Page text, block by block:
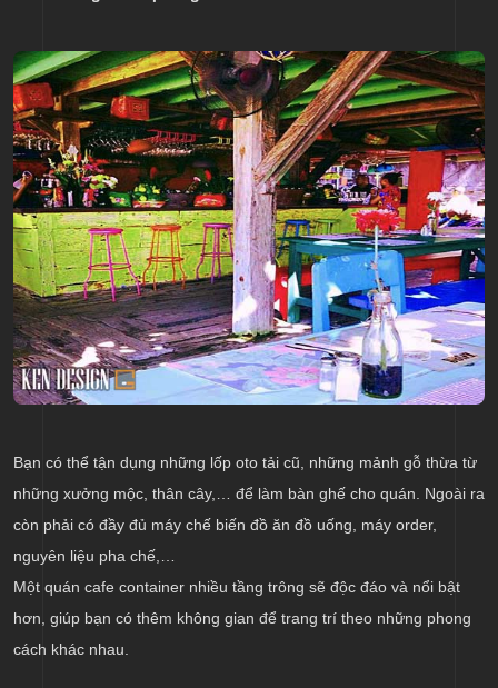
Bạn có thể tận dụng những lốp oto tải cũ, những mảnh gỗ thừa từ
những xưởng mộc, thân cây,… để làm bàn ghế cho quán. Ngoài ra
còn phải có đầy đủ máy chế biến đồ ăn đồ uống, máy order,
nguyên liệu pha chế,…
Một quán cafe container nhiều tầng trông sẽ độc đáo và nổi bật
hơn, giúp bạn có thêm không gian để trang trí theo những phong
cách khác nhau.